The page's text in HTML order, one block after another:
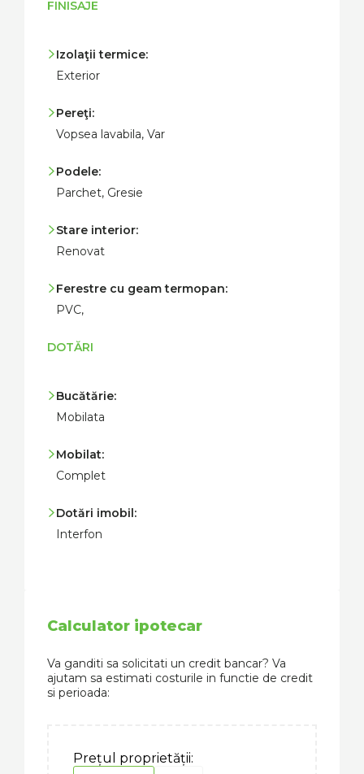
FINISAJE
Izolaţii termice:
Exterior
Pereţi:
Vopsea lavabila, Var
Podele:
Parchet, Gresie
Stare interior:
Renovat
Ferestre cu geam termopan:
PVC,
DOTĂRI
Bucătărie:
Mobilata
Mobilat:
Complet
Dotări imobil:
Interfon
Calculator ipotecar
Va ganditi sa solicitati un credit bancar? Va
ajutam sa estimati costurile in functie de credit
si perioada:
Prețul proprietății: